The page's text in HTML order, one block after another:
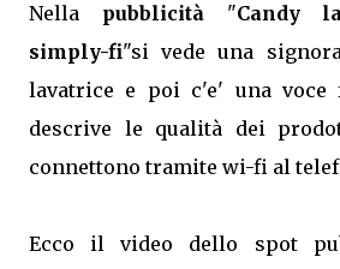
Nella pubblicità"Candy
simply-fi"si vede una
lavatrice e poi c'e' una voce
descrive le qualità dei
connettono tramite wi-fi al
Ecco il video dello spot